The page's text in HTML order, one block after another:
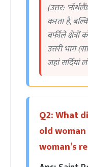
(उत्तर:
करता है,
बर्फीले
उत्तरी भाग
जहां सर्दियां
Q2: What
old
woman’s